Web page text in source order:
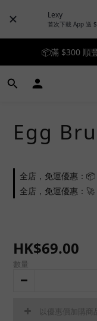
Lexy
首次下載 App 送
📦滿 $300 順
📦滿 $300 順
🎉 新人
Egg
全店，免運優惠：📦
全店，免運優惠：🚀
HK$69.00
數量
以優惠價加購商